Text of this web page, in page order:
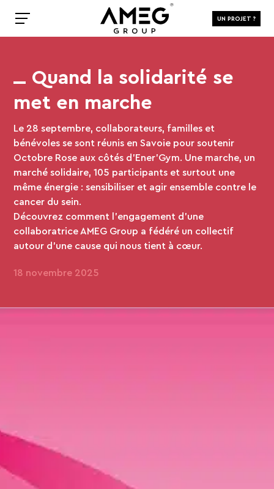
UN PROJET ?
Quand la solidarité se
met en marche
Le 28 septembre, collaborateurs, familles et
bénévoles se sont réunis en Savoie pour soutenir
Octobre Rose aux côtés d’Ener’Gym. Une marche, un
marché solidaire, 105 participants et surtout une
même énergie : sensibiliser et agir ensemble contre le
cancer du sein.
Découvrez comment l’engagement d’une
collaboratrice AMEG Group a fédéré un collectif
autour d’une cause qui nous tient à cœur.
18 novembre 2025